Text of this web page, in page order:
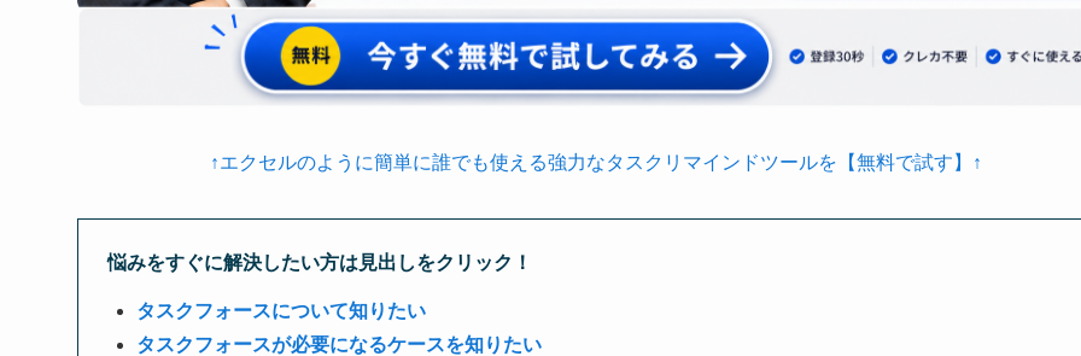
↑エクセルのように簡単に誰でも使える強力なタスクリマインドツールを【無料で試す】↑
悩みをすぐに解決したい方は見出しをクリック！
タスクフォースについて知りたい
タスクフォースが必要になるケースを知りたい